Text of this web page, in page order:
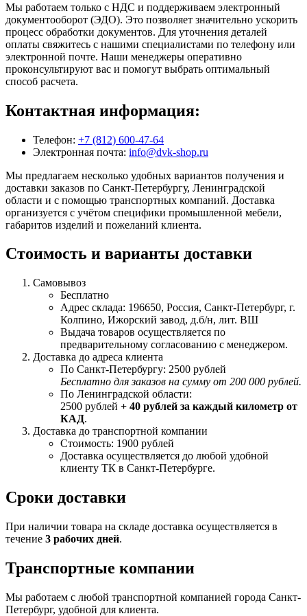
Мы работаем только с НДС и поддерживаем электронный
документооборот (ЭДО). Это позволяет значительно ускорить
процесс обработки документов. Для уточнения деталей
оплаты свяжитесь с нашими специалистами по телефону или
электронной почте. Наши менеджеры оперативно
проконсультируют вас и помогут выбрать оптимальный
способ расчета.
Контактная информация:
Телефон: +7 (812) 600-47-64
Электронная почта: info@dvk-shop.ru
Мы предлагаем несколько удобных вариантов получения и
доставки заказов по Санкт-Петербургу, Ленинградской
области и с помощью транспортных компаний. Доставка
организуется с учётом специфики промышленной мебели,
габаритов изделий и пожеланий клиента.
Стоимость и варианты доставки
Самовывоз
Бесплатно
Адрес склада: 196650, Россия, Санкт-Петербург, г.
Колпино, Ижорский завод, д.б/н, лит. ВШ
Выдача товаров осуществляется по
предварительному согласованию с менеджером.
Доставка до адреса клиента
По Санкт-Петербургу: 2500 рублей
Бесплатно для заказов на сумму от 200 000 рублей.
По Ленинградской области:
2500 рублей + 40 рублей за каждый километр от
КАД.
Доставка до транспортной компании
Стоимость: 1900 рублей
Доставка осуществляется до любой удобной
клиенту ТК в Санкт-Петербурге.
Сроки доставки
При наличии товара на складе доставка осуществляется в
течение 3 рабочих дней.
Транспортные компании
Мы работаем с любой транспортной компанией города Санкт-
Петербург, удобной для клиента.